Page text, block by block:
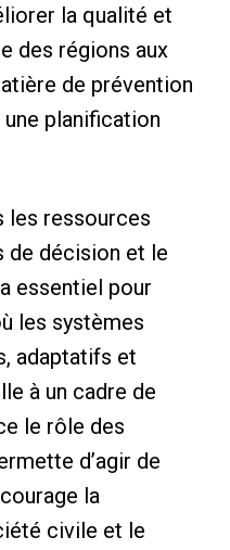
la qualité et
des régions aux
de prévention
planification
les ressources
de décision et le
essentiel pour
les systèmes
adaptatifs et
à un cadre de
le rôle des
d’agir de
la
civile et le